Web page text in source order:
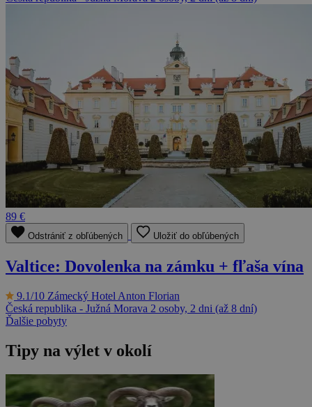
89 €
Odstrániť z obľúbených Uložiť do obľúbených
Valtice: Dovolenka na zámku + fľaša vína
9.1/10 Zámecký Hotel Anton Florian
Česká republika - Južná Morava 2 osoby, 2 dni (až 8 dní)
Ďalšie pobyty
Tipy na výlet v okolí